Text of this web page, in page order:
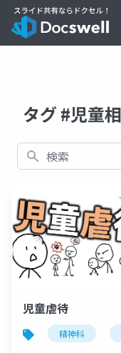
タグ #児童
検索
児童虐待
精神科